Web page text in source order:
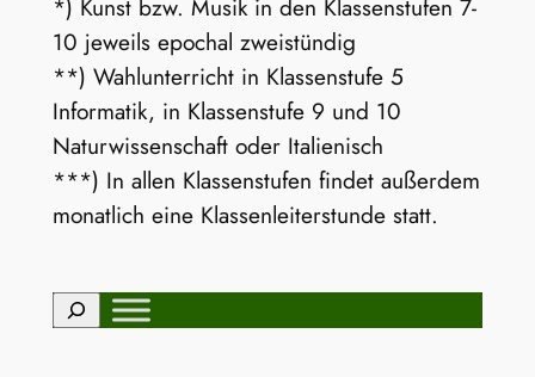
*) Kunst bzw. Musik in den Klassenstufen 7-
10 jeweils epochal zweistündig
**) Wahlunterricht in Klassenstufe 5
Informatik, in Klassenstufe 9 und 10
Naturwissenschaft oder Italienisch
***) In allen Klassenstufen findet außerdem
monatlich eine Klassenleiterstunde statt.
Suchen